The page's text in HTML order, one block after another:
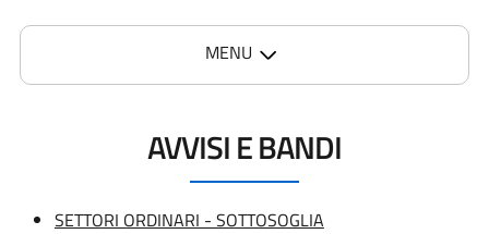
MENU
AVVISI E BANDI
SETTORI ORDINARI - SOTTOSOGLIA